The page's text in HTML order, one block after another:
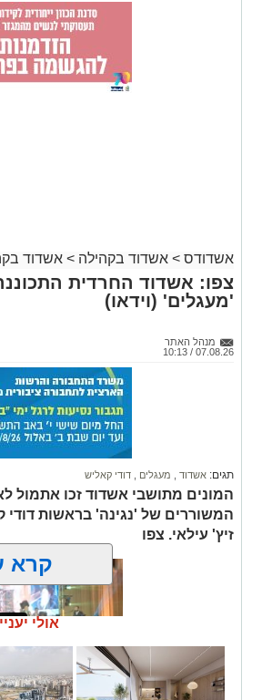
אשדודס > אשדוד בקהילה > אשדוד
צפו: אשדוד החרדית
'מעגלים' (וידאו)
מנהל האתר
07.08.26 / 10:13
תגים: אשדוד מעגלים דודי קאליש
המונים מתושבי אשדוד זכו אתמול
המשוררים של 'נגינה' בראשות
זיץ' עילאי. צפו
קרא
אולי